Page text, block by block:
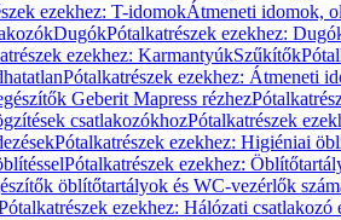
ezekhez: T-idomokÁtmeneti idomok,
DugókPótalkatrészek ezekhez:
ezekhez: KarmantyúkSzűkítők
Pótalkatrészek ezekhez: Átmeneti
Geberit Mapress rézhez
csatlakozókhozPótalkatrészek
Pótalkatrészek ezekhez: Higiéniai
Pótalkatrészek ezekhez:
öblítőtartályok és WC-vezérlők
ezekhez: Hálózati csatlakozó